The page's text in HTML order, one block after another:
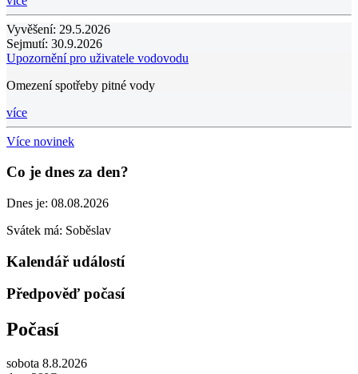
Vyvěšení: 29.5.2026
Sejmutí: 30.9.2026
Upozornění pro uživatele vodovodu
Omezení spotřeby pitné vody
více
Více novinek
Co je dnes za den?
Dnes je: 08.08.2026
Svátek má: Soběslav
Kalendář událostí
Předpověď počasí
Počasí
sobota 8.8.2026